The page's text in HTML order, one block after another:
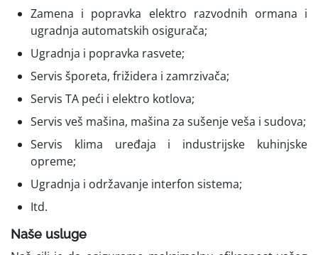
Zamena i popravka elektro razvodnih ormana i
ugradnja automatskih osigurača;
Ugradnja i popravka rasvete;
Servis šporeta, frižidera i zamrzivača;
Servis TA peći i elektro kotlova;
Servis veš mašina, mašina za sušenje veša i sudova;
Servis klima uređaja i industrijske kuhinjske
opreme;
Ugradnja i održavanje interfon sistema;
Itd.
Naše usluge